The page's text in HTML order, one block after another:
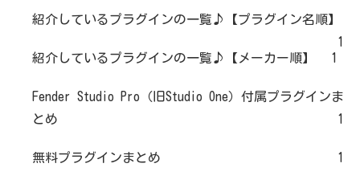
紹介しているプラグインの一覧♪【プラグイン名順】
1
紹介しているプラグインの一覧♪【メーカー順】
1
Fender Studio Pro（旧Studio One）付属プラグインま
とめ
1
無料プラグインまとめ 1